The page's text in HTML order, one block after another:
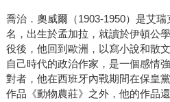
喬治．奧威爾（1903-1950）是艾
名，出生於孟加拉，就讀於伊頓公
役後，他回到歐洲，以寫小說和散
自己時代的政治作家，是一個感情
對者，他在西班牙內戰期間在保皇
作品《動物農莊》之外，他的作品